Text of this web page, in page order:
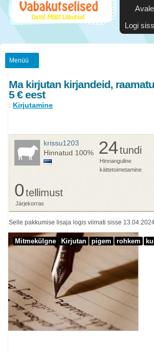
Logi
Menüü
Ma kirjutan kirjandeid,
5 € eest
: Kirjutamine
krissu1203
Hinnatud 100% 24tundi
Hinnanguline
kättetoimetamine
0tellimust
Järjekorras
Selle pakkumise lisaja logis viimati sisse
Mitmekülgne Kirjutan pigem rohkem